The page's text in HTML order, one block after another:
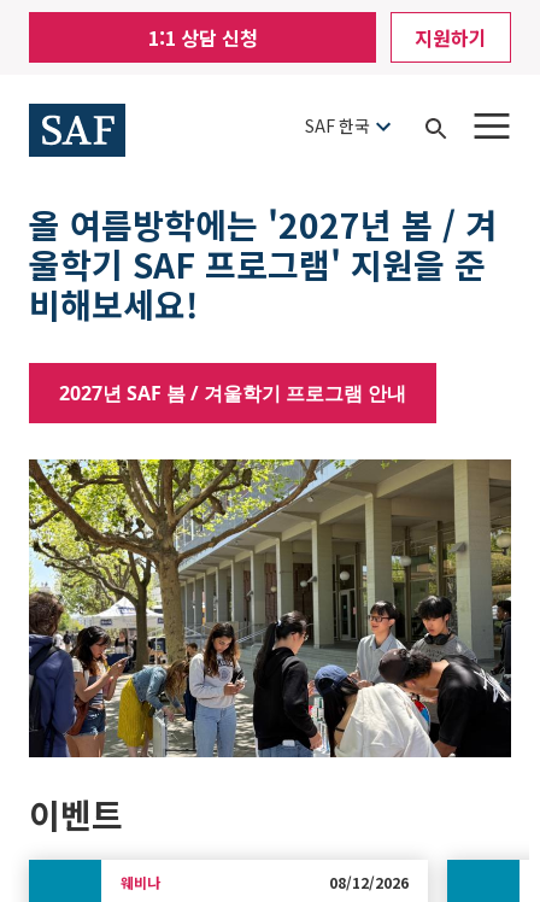
Skip
main
content
Utility
Menu
1:1 상담 신청 지원하기
SAF 한국
Open
올 여름방학에는 '2027년 봄 / 겨
울학기 SAF 프로그램' 지원을 준
비해보세요!
2027년 SAF 봄 / 겨울학기 프로그램 안내
이벤트
웨비나 08/12/2026